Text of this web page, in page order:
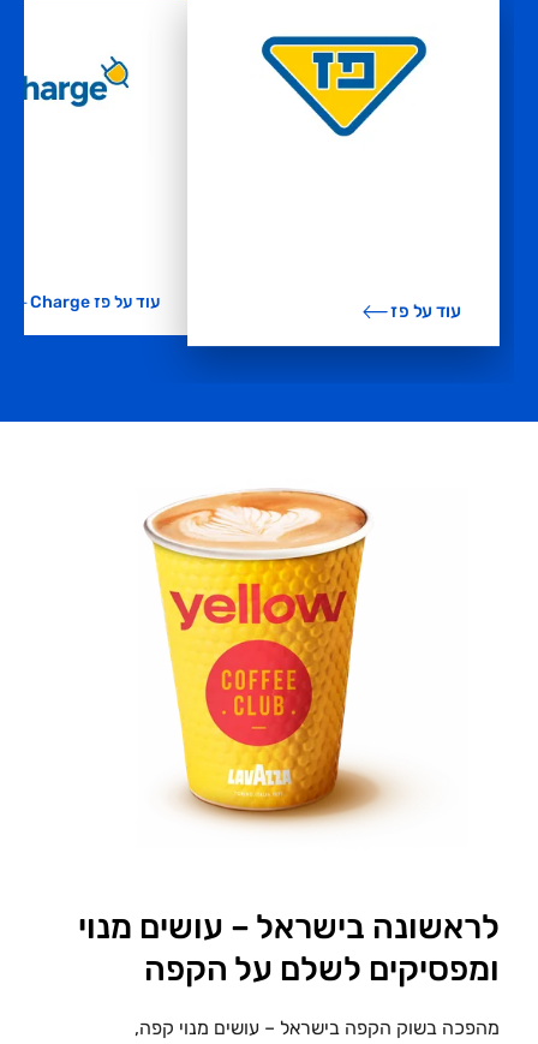
עוד על פז עוד על פז Charge
לראשונה בישראל – עושים מנוי
ומפסיקים לשלם על הקפה
מהפכה בשוק הקפה בישראל – עושים מנוי קפה,